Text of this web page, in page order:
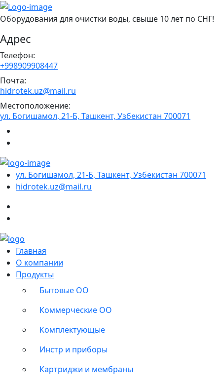
Оборудования для очистки воды, свыше 10 лет по СНГ!
Адрес
Телефон:
+998909908447
Почта:
hidrotek.uz@mail.ru
Местоположение:
ул. Богишамол, 21-Б, Ташкент, Узбекистан 700071
ул. Богишамол, 21-Б, Ташкент, Узбекистан 700071
hidrotek.uz@mail.ru
Главная
О компании
Продукты
Бытовые ОО
Коммерческие ОО
Комплектующые
Инстр и приборы
Картриджи и мембраны